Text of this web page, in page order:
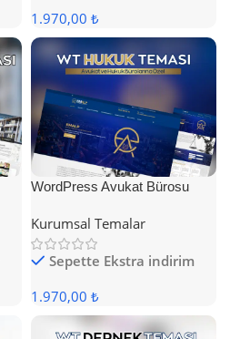
1.970,00 ₺
WordPress Avukat Bürosu
Kurumsal Temalar
Sepette Ekstra indirim
1.970,00 ₺